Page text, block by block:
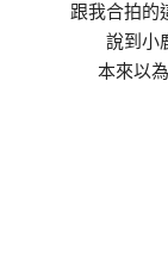
跟我合拍的
說到小
本來以